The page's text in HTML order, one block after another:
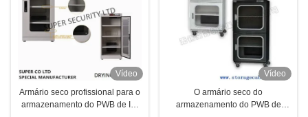
Vídeo
Armário seco profissional para o
armazenamento do PWB de IC,
Vídeo
O armário seco do
armazenamento do PWB de